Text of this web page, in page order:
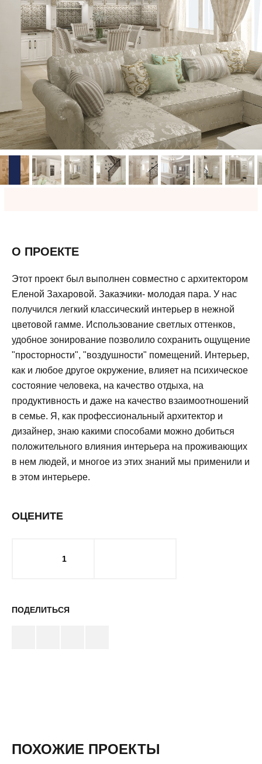
О ПРОЕКТЕ
Этот проект был выполнен совместно с архитектором
Еленой Захаровой. Заказчики- молодая пара. У нас
получился легкий классический интерьер в нежной
цветовой гамме. Использование светлых оттенков,
удобное зонирование позволило сохранить ощущение
"просторности", "воздушности" помещений. Интерьер,
как и любое другое окружение, влияет на психическое
состояние человека, на качество отдыха, на
продуктивность и даже на качество взаимоотношений
в семье. Я, как профессиональный архитектор и
дизайнер, знаю какими способами можно добиться
положительного влияния интерьера на проживающих
в нем людей, и многое из этих знаний мы применили и
в этом интерьере.
ОЦЕНИТЕ
1
ПОДЕЛИТЬСЯ
ПОХОЖИЕ ПРОЕКТЫ